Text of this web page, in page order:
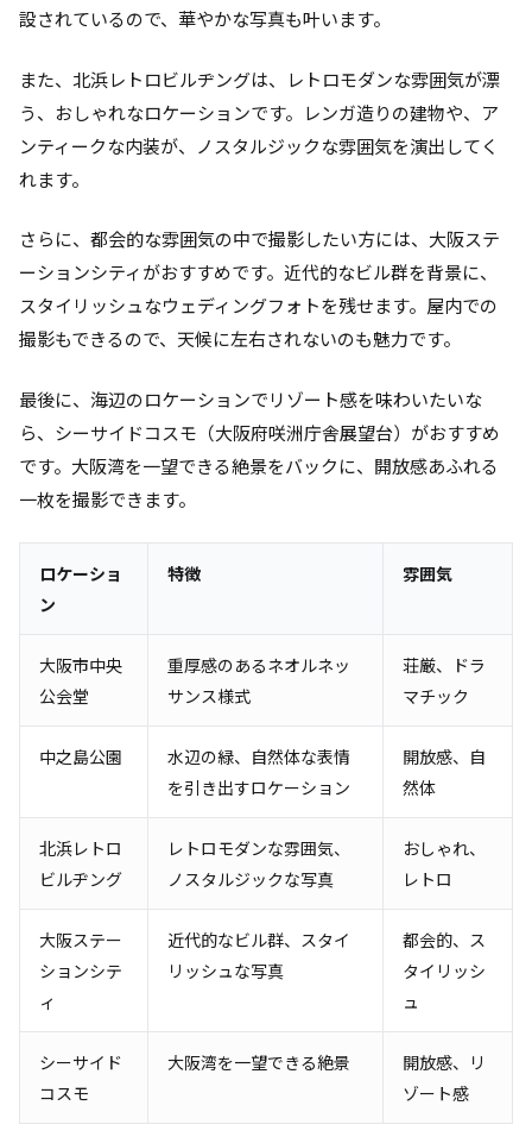
設されているので、華やかな写真も叶います。
また、北浜レトロビルヂングは、レトロモダンな雰囲気が漂
う、おしゃれなロケーションです。レンガ造りの建物や、ア
ンティークな内装が、ノスタルジックな雰囲気を演出してく
れます。
さらに、都会的な雰囲気の中で撮影したい方には、大阪ステ
ーションシティがおすすめです。近代的なビル群を背景に、
スタイリッシュなウェディングフォトを残せます。屋内での
撮影もできるので、天候に左右されないのも魅力です。
最後に、海辺のロケーションでリゾート感を味わいたいな
ら、シーサイドコスモ（大阪府咲洲庁舎展望台）がおすすめ
です。大阪湾を一望できる絶景をバックに、開放感あふれる
一枚を撮影できます。
ロケーショ
ン
特徴 雰囲気
大阪市中央
公会堂
重厚感のあるネオルネッ
サンス様式
荘厳、ドラ
マチック
中之島公園
水辺の緑、自然体な表情
を引き出すロケーション
開放感、自
然体
北浜レトロ
ビルヂング
レトロモダンな雰囲気、
ノスタルジックな写真
おしゃれ、
レトロ
大阪ステー
ションシテ
ィ
近代的なビル群、スタイ
リッシュな写真
都会的、ス
タイリッシ
ュ
シーサイド
コスモ
大阪湾を一望できる絶景
開放感、リ
ゾート感